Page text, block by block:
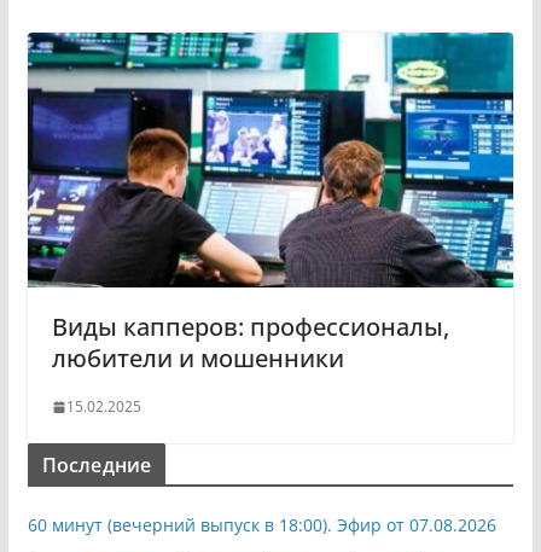
Виды капперов: профессионалы,
любители и мошенники
15.02.2025
Последние
60 минут (вечерний выпуск в 18:00). Эфир от 07.08.2026